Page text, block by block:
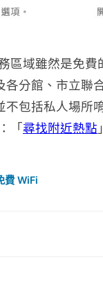
區域雖然是免
各分館、市立聯
不包括私人場所
「尋找附近熱點 」
費 WiFi